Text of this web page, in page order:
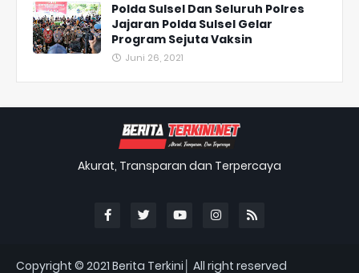
Polda Sulsel Dan Seluruh Polres
Jajaran Polda Sulsel Gelar
Program Sejuta Vaksin
Juni 26, 2021
Akurat, Transparan dan Terpercaya
Copyright © 2021 Berita Terkini│ All right reserved